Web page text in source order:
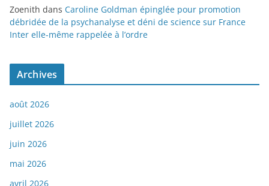
Zoenith dans Caroline Goldman épinglée pour promotion
débridée de la psychanalyse et déni de science sur France
Inter elle-même rappelée à l’ordre
Archives
août 2026
juillet 2026
juin 2026
mai 2026
avril 2026